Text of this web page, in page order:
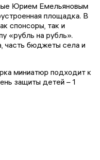
Юрием Емельяновым
площадка. В
спонсоры, так и
«рубль на рубль».
часть бюджеты села и
миниатюр подходит к
защиты детей – 1